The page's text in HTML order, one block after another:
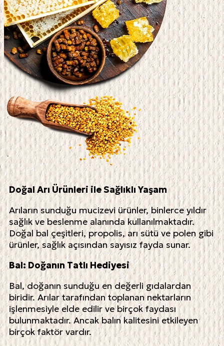
Doğal Arı Ürünleri ile Sağlıklı Yaşam
Arıların sunduğu mucizevi ürünler, binlerce yıldır
sağlık ve beslenme alanında kullanılmaktadır.
Doğal bal çeşitleri, propolis, arı sütü ve polen gibi
ürünler, sağlık açısından sayısız fayda sunar.
Bal: Doğanın Tatlı Hediyesi
Bal, doğanın sunduğu en değerli gıdalardan
biridir. Arılar tarafından toplanan nektarların
işlenmesiyle elde edilir ve birçok faydası
bulunmaktadır. Ancak balın kalitesini etkileyen
birçok faktör vardır.